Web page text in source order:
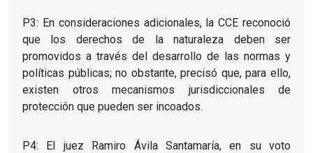
P3: En consideraciones adicionales, la CCE reconoció
que los derechos de la naturaleza deben ser
promovidos a través del desarrollo de las normas y
políticas públicas; no obstante, precisó que, para ello,
existen otros mecanismos jurisdiccionales de
protección que pueden ser incoados.
P4: El juez Ramiro Ávila Santamaría, en su voto